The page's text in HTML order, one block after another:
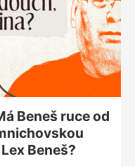
Beneš ruce od
Beneš?